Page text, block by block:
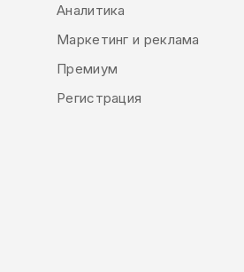
Аналитика
Маркетинг и реклама
Премиум
Регистрация